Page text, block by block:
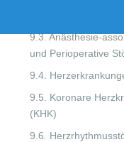
9.3. Anästhesie-
und Perioperative
9.4.
9.5. Koronare
(KHK)
9.6.